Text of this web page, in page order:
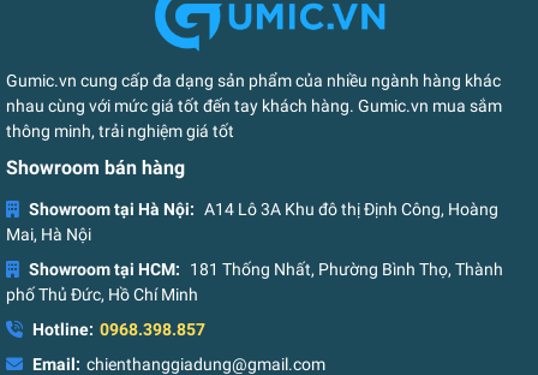
Gumic.vn cung cấp đa dạng sản phẩm của nhiều ngành hàng khác
nhau cùng với mức giá tốt đến tay khách hàng. Gumic.vn mua sắm
thông minh, trải nghiệm giá tốt
Showroom bán hàng
Showroom tại Hà Nội: A14 Lô 3A Khu đô thị Định Công, Hoàng
Mai, Hà Nội
Showroom tại HCM:
181 Thống Nhất, Phường Bình Thọ, Thành
phố Thủ Đức, Hồ Chí Minh
Hotline: 0968.398.857
Email: chienthanggiadung@gmail.com